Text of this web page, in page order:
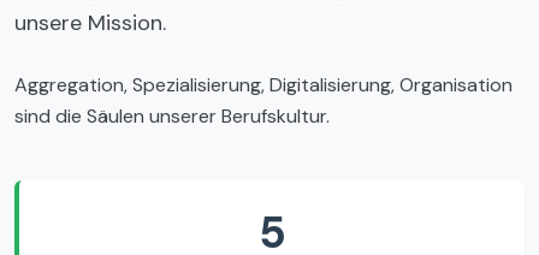
unsere Mission.
Aggregation, Spezialisierung, Digitalisierung, Organisation
sind die Säulen unserer Berufskultur.
5